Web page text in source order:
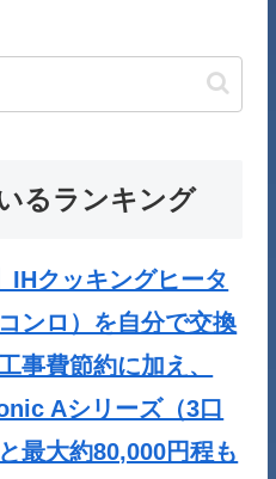
るランキング
IHクッキングヒータ
ンロ）を自分で交換
事費節約に加え、
Aシリーズ（3口
最大約80,000円程も